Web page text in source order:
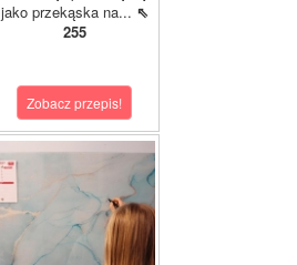
jako przekąska na... ⇖
255
Zobacz przepis!